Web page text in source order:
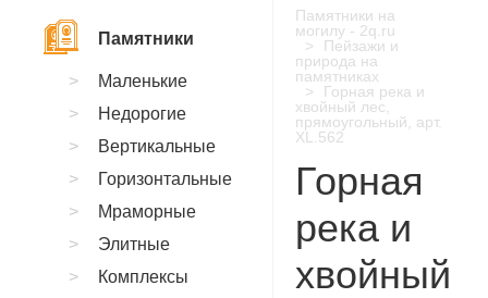
Памятники на
могилу - 2q.ru
Пейзажи и
природа на
памятниках
Горная река и
хвойный лес,
прямоугольный, арт.
XL.562
Горная
река и
хвойный
Памятники
Маленькие
Недорогие
Вертикальные
Горизонтальные
Мраморные
Элитные
Комплексы